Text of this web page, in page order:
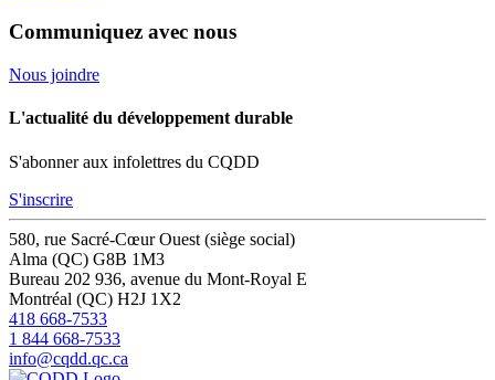
Communiquez avec nous
Nous joindre
L'actualité du développement durable
S'abonner aux infolettres du CQDD
S'inscrire
580, rue Sacré-Cœur Ouest (siège social)
Alma (QC) G8B 1M3
Bureau 202 936, avenue du Mont-Royal E
Montréal (QC) H2J 1X2
418 668-7533
1 844 668-7533
info@cqdd.qc.ca